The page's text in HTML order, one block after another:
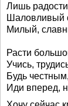
Лишь
Шаловливый
Милый,
Расти
Учись,
Будь
Иди вперед,